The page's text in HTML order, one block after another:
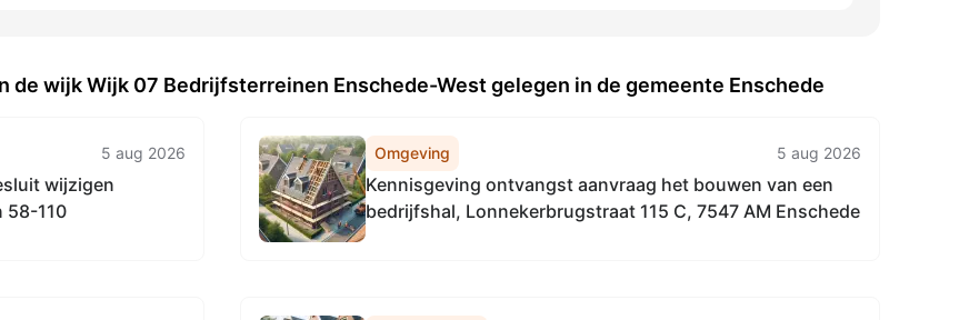
wijk Wijk 07 Bedrijfsterreinen Enschede-West gelegen in de gemeente Enschede
5 aug 2026
58-110
Omgeving 5 aug 2026
Kennisgeving ontvangst aanvraag het bouwen van een
bedrijfshal, Lonnekerbrugstraat 115 C, 7547 AM Enschede